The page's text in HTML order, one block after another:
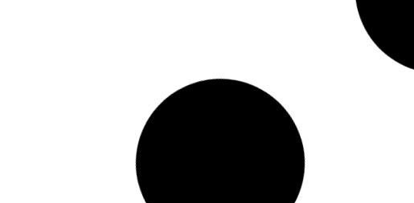
TITAN PINKY EXTREAME
FLUOROCARBON